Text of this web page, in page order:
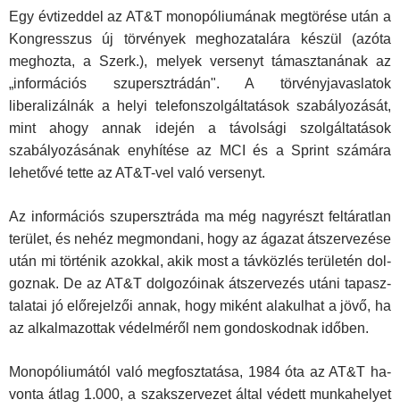
Egy évtizeddel az AT&T monopóliumának megtörése után a
Kongresszus új törvények meghozatalára készül (azóta
meg­hozta, a Szerk.), melyek versenyt támasztanának az
„infor­mációs szupersztrádán". A törvényjavaslatok
liberalizálnák a helyi telefonszolgáltatások szabályozását,
mint ahogy annak idején a távolsági szolgáltatások
szabályozásának enyhítése az MCI és a Sprint számára
lehetővé tette az AT&T-vel való versenyt.
Az információs szupersztráda ma még nagyrészt feltáratlan
terület, és nehéz megmondani, hogy az ágazat átszervezése
után mi történik azokkal, akik most a távközlés területén dol­
goznak. De az AT&T dolgozóinak átszervezés utáni tapasz­
talatai jó előrejelzői annak, hogy miként alakulhat a jövő, ha
az alkalmazottak védelméről nem gondoskodnak időben.
Monopóliumától való megfosztatása, 1984 óta az AT&T ha­
vonta átlag 1.000, a szakszervezet által védett munkahelyet